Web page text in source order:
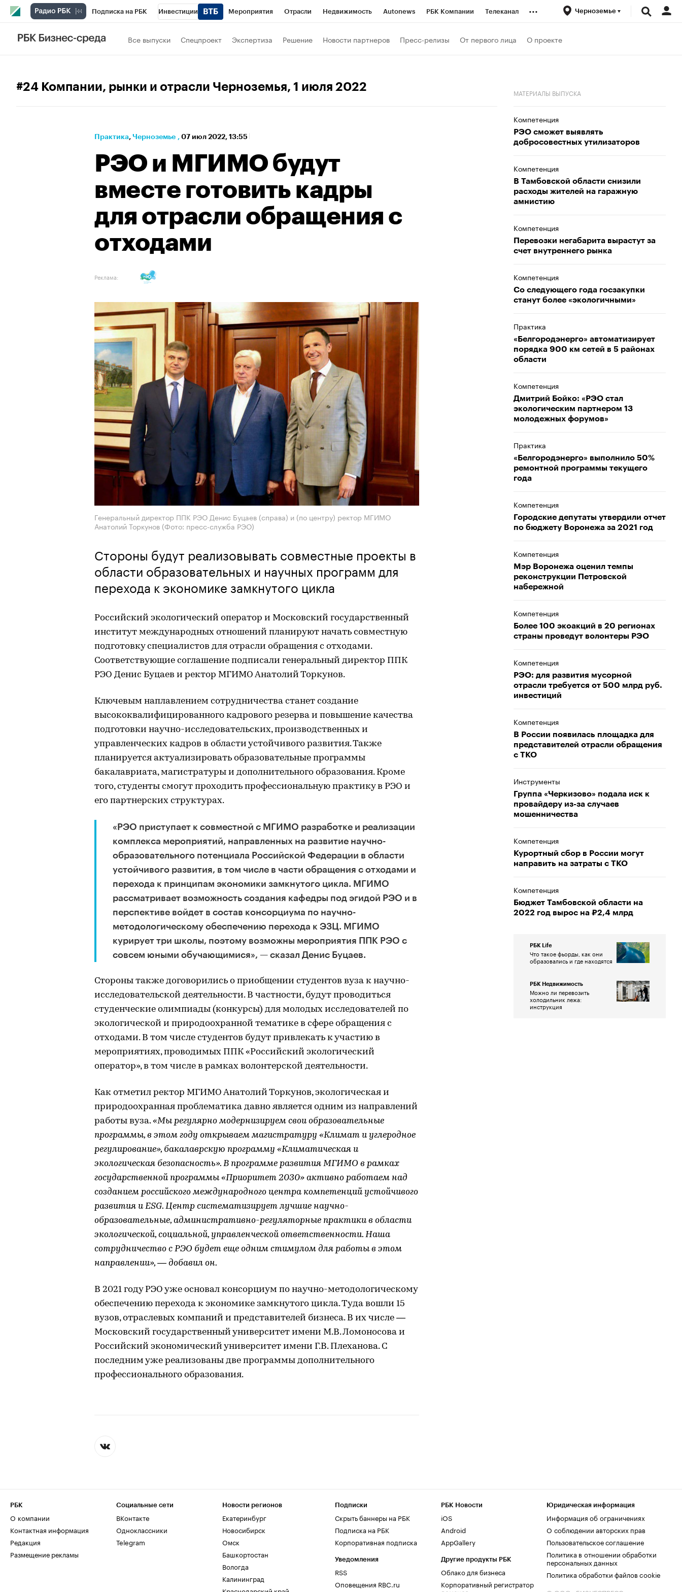
Подписка на РБК Инвестиции Мероприятия Отрасли Недвижимость Autonews РБК Компании Телеканал
РБК Вино
... Черноземье
Все выпуски Спецпроект Экспертиза Решение Новости партнеров Пресс-релизы От первого лица О проекте
#24 Компании, рынки и отрасли Черноземья, 1 июля 2022
Практика⁠, Черноземье , 07 июл 2022, 13:55
РЭО и МГИМО будут
вместе готовить кадры
для отрасли обращения с
отходами
Реклама:
Генеральный директор ППК РЭО Денис Буцаев (справа) и (по центру) ректор МГИМО
Анатолий Торкунов (Фото: пресс-служба РЭО)
Стороны будут реализовывать совместные проекты в
области образовательных и научных программ для
перехода к экономике замкнутого цикла
Российский экологический оператор и Московский государственный
институт международных отношений планируют начать совместную
подготовку специалистов для отрасли обращения с отходами.
Соответствующие соглашение подписали генеральный директор ППК
РЭО Денис Буцаев и ректор МГИМО Анатолий Торкунов.
Ключевым наплавлением сотрудничества станет создание
высококвалифицированного кадрового резерва и повышение качества
подготовки научно-исследовательских, производственных и
управленческих кадров в области устойчивого развития. Также
планируется актуализировать образовательные программы
бакалавриата, магистратуры и дополнительного образования. Кроме
того, студенты смогут проходить профессиональную практику в РЭО и
его партнерских структурах.
«РЭО приступает к совместной с МГИМО разработке и реализации
комплекса мероприятий, направленных на развитие научно-
образовательного потенциала Российской Федерации в области
устойчивого развития, в том числе в части обращения с отходами и
перехода к принципам экономики замкнутого цикла. МГИМО
рассматривает возможность создания кафедры под эгидой РЭО и в
перспективе войдет в состав консорциума по научно-
методологическому обеспечению перехода к ЭЗЦ. МГИМО
курирует три школы, поэтому возможны мероприятия ППК РЭО с
совсем юными обучающимися», — сказал Денис Буцаев.
Стороны также договорились о приобщении студентов вуза к научно-
исследовательской деятельности. В частности, будут проводиться
студенческие олимпиады (конкурсы) для молодых исследователей по
экологической и природоохранной тематике в сфере обращения с
отходами. В том числе студентов будут привлекать к участию в
мероприятиях, проводимых ППК «Российский экологический
оператор», в том числе в рамках волонтерской деятельности.
Как отметил ректор МГИМО Анатолий Торкунов, экологическая и
природоохранная проблематика давно является одним из направлений
работы вуза.«Мы регулярно модернизируем свои образовательные
программы, в этом году открываем магистратуру «Климат и углеродное
регулирование», бакалаврскую программу «Климатическая и
экологическая безопасность». В программе развития МГИМО в рамках
государственной программы «Приоритет 2030» активно работаем над
созданием российского международного центра компетенций устойчивого
развития и ЕSG. Центр систематизирует лучшие научно-
образовательные, административно-регуляторные практики в области
экологической, социальной, управленческой ответственности. Наша
сотрудничество с РЭО будет еще одним стимулом для работы в этом
направлении», — добавил он.
В 2021 году РЭО уже основал консорциум по научно-методологическому
обеспечению перехода к экономике замкнутого цикла. Туда вошли 15
вузов, отраслевых компаний и представителей бизнеса. В их числе —
Московский государственный университет имени М.В. Ломоносова и
Российский экономический университет имени Г.В. Плеханова. С
последним уже реализованы две программы дополнительного
профессионального образования.
МАТЕРИАЛЫ ВЫПУСКА
Компетенция
РЭО сможет выявлять
добросовестных утилизаторов
Компетенция
В Тамбовской области снизили
расходы жителей на гаражную
амнистию
Компетенция
Перевозки негабарита вырастут за
счет внутреннего рынка
Компетенция
Со следующего года госзакупки
станут более «экологичными»
Практика
«Белгородэнерго» автоматизирует
порядка 900 км сетей в 5 районах
области
Компетенция
Дмитрий Бойко: «РЭО стал
экологическим партнером 13
молодежных форумов»
Практика
«Белгородэнерго» выполнило 50%
ремонтной программы текущего
года
Компетенция
Городские депутаты утвердили отчет
по бюджету Воронежа за 2021 год
Компетенция
Мэр Воронежа оценил темпы
реконструкции Петровской
набережной
Компетенция
Более 100 экоакций в 20 регионах
страны проведут волонтеры РЭО
Компетенция
РЭО: для развития мусорной
отрасли требуется от 500 млрд руб.
инвестиций
Компетенция
В России появилась площадка для
представителей отрасли обращения
с ТКО
Инструменты
Группа «Черкизово» подала иск к
провайдеру из-за случаев
мошенничества
Компетенция
Курортный сбор в России могут
направить на затраты с ТКО
Компетенция
Бюджет Тамбовской области на
2022 год вырос на ₽2,4 млрд
РБК Life
Что такое фьорды, как они
образовались и где находятся
РБК Недвижимость
Можно ли перевозить
холодильник лежа:
инструкция
РБК
О компании
Контактная информация
Редакция
Размещение рекламы
Социальные сети
ВКонтакте
Одноклассники
Telegram
Новости регионов
Екатеринбург
Новосибирск
Омск
Башкортостан
Вологда
Калининград
Подписки
Скрыть баннеры на РБК
Подписка на РБК
Корпоративная подписка
Уведомления
RSS
Оповещения RBC.ru
РБК Новости
iOS
Android
AppGallery
Другие продукты РБК
Облако для бизнеса
Корпоративный регистратор
Юридическая информация
Информация об ограничениях
О соблюдении авторских прав
Пользовательское соглашение
Политика в отношении обработки
персональных данных
Политика обработки файлов cookie